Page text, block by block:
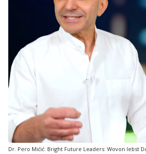
Dr. Pero Mićić: Bright Future Leaders: Wovon lebst